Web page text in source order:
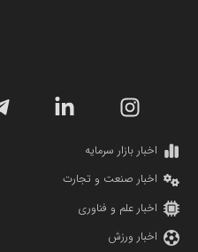
دانشگاه سئوی ایران
مریم حاج نوروز نظری
اخبار بازار سرمایه
اخبار صنعت و تجارت
اخبار علم و فناوری
اخبار ورزش